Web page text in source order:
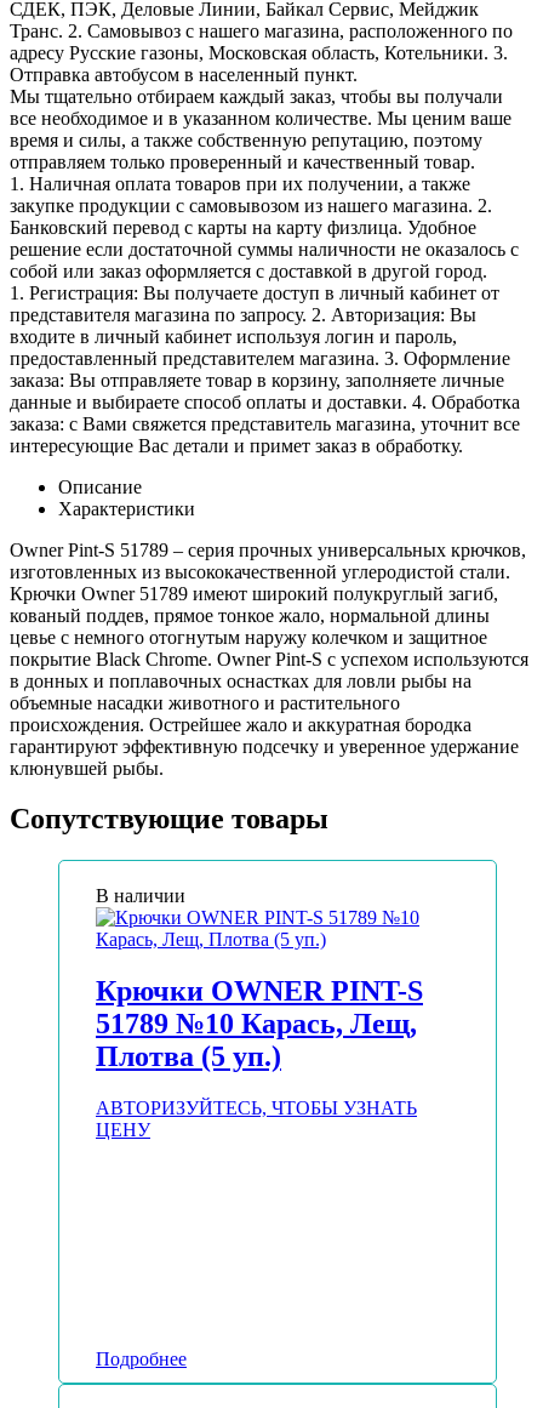
СДЕК, ПЭК, Деловые Линии, Байкал Сервис, Мейджик
Транс. 2. Самовывоз с нашего магазина, расположенного по
адресу Русские газоны, Московская область, Котельники. 3.
Отправка автобусом в населенный пункт.
Мы тщательно отбираем каждый заказ, чтобы вы получали
все необходимое и в указанном количестве. Мы ценим ваше
время и силы, а также собственную репутацию, поэтому
отправляем только проверенный и качественный товар.
1. Наличная оплата товаров при их получении, а также
закупке продукции с самовывозом из нашего магазина. 2.
Банковский перевод с карты на карту физлица. Удобное
решение если достаточной суммы наличности не оказалось с
собой или заказ оформляется с доставкой в другой город.
1. Регистрация: Вы получаете доступ в личный кабинет от
представителя магазина по запросу. 2. Авторизация: Вы
входите в личный кабинет используя логин и пароль,
предоставленный представителем магазина. 3. Оформление
заказа: Вы отправляете товар в корзину, заполняете личные
данные и выбираете способ оплаты и доставки. 4. Обработка
заказа: с Вами свяжется представитель магазина, уточнит все
интересующие Вас детали и примет заказ в обработку.
Описание
Характеристики
Owner Pint-S 51789 – серия прочных универсальных крючков,
изготовленных из высококачественной углеродистой стали.
Крючки Owner 51789 имеют широкий полукруглый загиб,
кованый поддев, прямое тонкое жало, нормальной длины
цевье с немного отогнутым наружу колечком и защитное
покрытие Black Chrome. Owner Pint-S с успехом используются
в донных и поплавочных оснастках для ловли рыбы на
объемные насадки животного и растительного
происхождения. Острейшее жало и аккуратная бородка
гарантируют эффективную подсечку и уверенное удержание
клюнувшей рыбы.
Сопутствующие товары
В наличии
Крючки OWNER PINT-S
51789 №10 Карась, Лещ,
Плотва (5 уп.)
АВТОРИЗУЙТЕСЬ, ЧТОБЫ УЗНАТЬ
ЦЕНУ
Подробнее